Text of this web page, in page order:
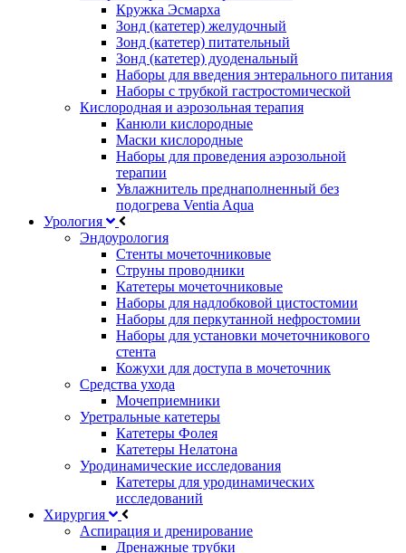
Кружка Эсмарха
Зонд (катетер) желудочный
Зонд (катетер) питательный
Зонд (катетер) дуоденальный
Наборы для введения энтерального питания
Наборы с трубкой гастростомической
Кислородная и аэрозольная терапия
Канюли кислородные
Маски кислородные
Наборы для проведения аэрозольной
терапии
Увлажнитель преднаполненный без
подогрева Ventia Aqua
Урология
Эндоурология
Стенты мочеточниковые
Струны проводники
Катетеры мочеточниковые
Наборы для надлобковой цистостомии
Наборы для перкутанной нефростомии
Наборы для установки мочеточникового
стента
Кожухи для доступа в мочеточник
Средства ухода
Мочеприемники
Уретральные катетеры
Катетеры Фолея
Катетеры Нелатона
Уродинамические исследования
Катетеры для уродинамических
исследований
Хирургия
Аспирация и дренирование
Дренажные трубки